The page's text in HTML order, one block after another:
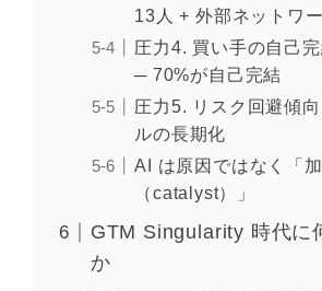
13人 + 外部ネットワ
圧力4. 買い手の自己
─ 70%が自己完結
圧力5. リスク回避傾
ルの長期化
AI は原因ではなく「
（catalyst）」
GTM Singularity 時代に
か